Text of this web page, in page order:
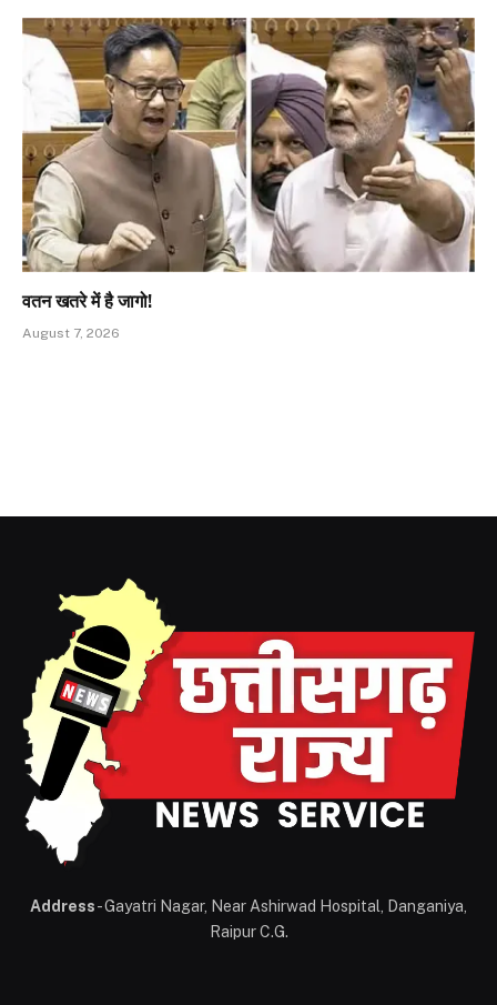
वतन खतरे में है जागो!
August 7, 2026
Address- Gayatri Nagar, Near Ashirwad Hospital, Danganiya,
Raipur C.G.